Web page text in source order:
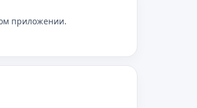
приложении.